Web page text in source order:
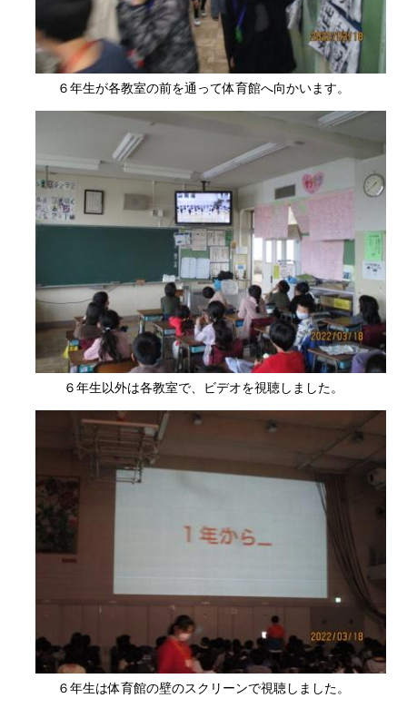
６年生が各教室の前を通って体育館へ向かいます。
６年生以外は各教室で、ビデオを視聴しました。
６年生は体育館の壁のスクリーンで視聴しました。